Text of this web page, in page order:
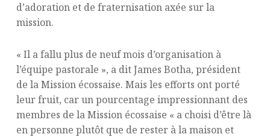
d’adoration et de fraternisation axée sur la
mission.
« Il a fallu plus de neuf mois d’organisation à
l’équipe pastorale », a dit James Botha, président
de la Mission écossaise. Mais les efforts ont porté
leur fruit, car un pourcentage impressionnant des
membres de la Mission écossaise « a choisi d’être là
en personne plutôt que de rester à la maison et